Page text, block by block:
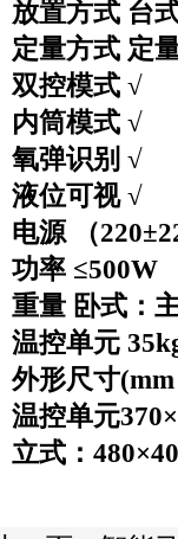
放置方式 台
定量方式 定
双控模式 √
内筒模式 √
氧弹识别 √
液位可视 √
电源 （220±
功率 ≤500W
重量 卧式：
温控单元
外形尺寸
温控单元370×
立式：480×